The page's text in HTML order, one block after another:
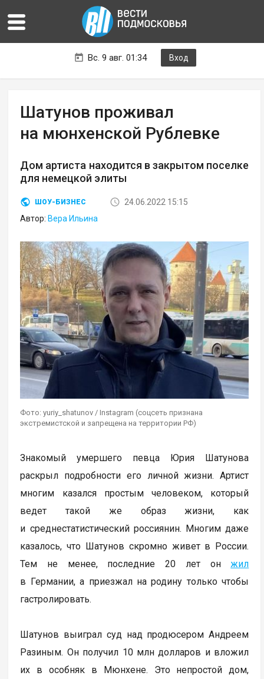
Вс. 9 авг. 01:34 Вход
Шатунов проживал
на мюнхенской Рублевке
Дом артиста находится в закрытом поселке
для немецкой элиты
ШОУ-БИЗНЕС
24.06.2022 15:15
Автор: Вера Ильина
Фото: yuriy_shatunov / Instagram (соцсеть признана
экстремистской и запрещена на территории РФ)
Знакомый умершего певца Юрия Шатунова
раскрыл подробности его личной жизни. Артист
многим казался простым человеком, который
ведет такой же образ жизни, как
и среднестатистический россиянин. Многим даже
казалось, что Шатунов скромно живет в России.
Тем не менее, последние 20 лет он жил
в Германии, а приезжал на родину только чтобы
гастролировать.
Шатунов выиграл суд над продюсером Андреем
Разиным. Он получил 10 млн долларов и вложил
их в особняк в Мюнхене. Это непростой дом,